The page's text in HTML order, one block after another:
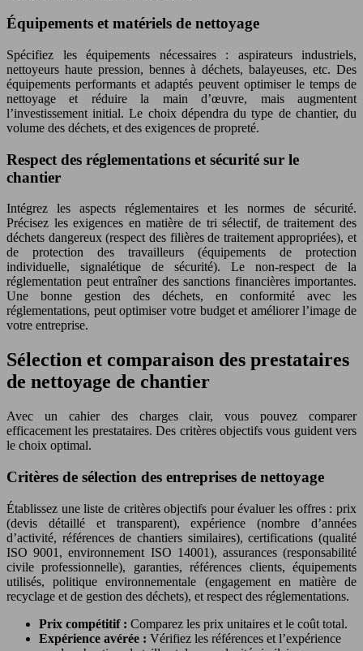
Équipements et matériels de nettoyage
Spécifiez les équipements nécessaires : aspirateurs industriels,
nettoyeurs haute pression, bennes à déchets, balayeuses, etc. Des
équipements performants et adaptés peuvent optimiser le temps de
nettoyage et réduire la main d’œuvre, mais augmentent
l’investissement initial. Le choix dépendra du type de chantier, du
volume des déchets, et des exigences de propreté.
Respect des réglementations et sécurité sur le
chantier
Intégrez les aspects réglementaires et les normes de sécurité.
Précisez les exigences en matière de tri sélectif, de traitement des
déchets dangereux (respect des filières de traitement appropriées), et
de protection des travailleurs (équipements de protection
individuelle, signalétique de sécurité). Le non-respect de la
réglementation peut entraîner des sanctions financières importantes.
Une bonne gestion des déchets, en conformité avec les
réglementations, peut optimiser votre budget et améliorer l’image de
votre entreprise.
Sélection et comparaison des prestataires
de nettoyage de chantier
Avec un cahier des charges clair, vous pouvez comparer
efficacement les prestataires. Des critères objectifs vous guident vers
le choix optimal.
Critères de sélection des entreprises de nettoyage
Établissez une liste de critères objectifs pour évaluer les offres : prix
(devis détaillé et transparent), expérience (nombre d’années
d’activité, références de chantiers similaires), certifications (qualité
ISO 9001, environnement ISO 14001), assurances (responsabilité
civile professionnelle), garanties, références clients, équipements
utilisés, politique environnementale (engagement en matière de
recyclage et de gestion des déchets), et respect des réglementations.
Prix compétitif : Comparez les prix unitaires et le coût total.
Expérience avérée : Vérifiez les références et l’expérience